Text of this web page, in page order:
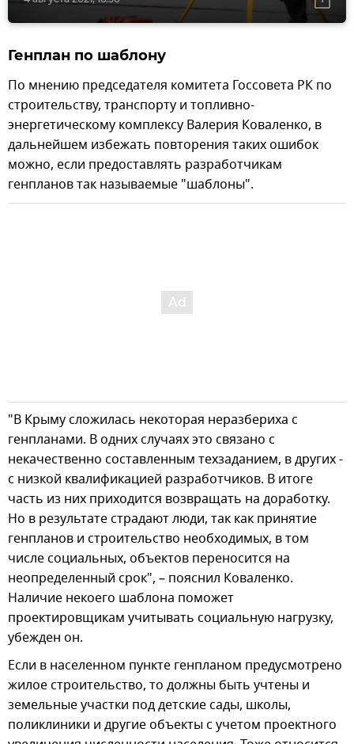
Генплан по шаблону
По мнению председателя комитета Госсовета РК по
строительству, транспорту и топливно-
энергетическому комплексу Валерия Коваленко, в
дальнейшем избежать повторения таких ошибок
можно, если предоставлять разработчикам
генпланов так называемые "шаблоны".
"В Крыму сложилась некоторая неразбериха с
генпланами. В одних случаях это связано с
некачественно составленным техзаданием, в других -
с низкой квалификацией разработчиков. В итоге
часть из них приходится возвращать на доработку.
Но в результате страдают люди, так как принятие
генпланов и строительство необходимых, в том
числе социальных, объектов переносится на
неопределенный срок", – пояснил Коваленко.
Наличие некоего шаблона поможет
проектировщикам учитывать социальную нагрузку,
убежден он.
Если в населенном пункте генпланом предусмотрено
жилое строительство, то должны быть учтены и
земельные участки под детские сады, школы,
поликлиники и другие объекты с учетом проектного